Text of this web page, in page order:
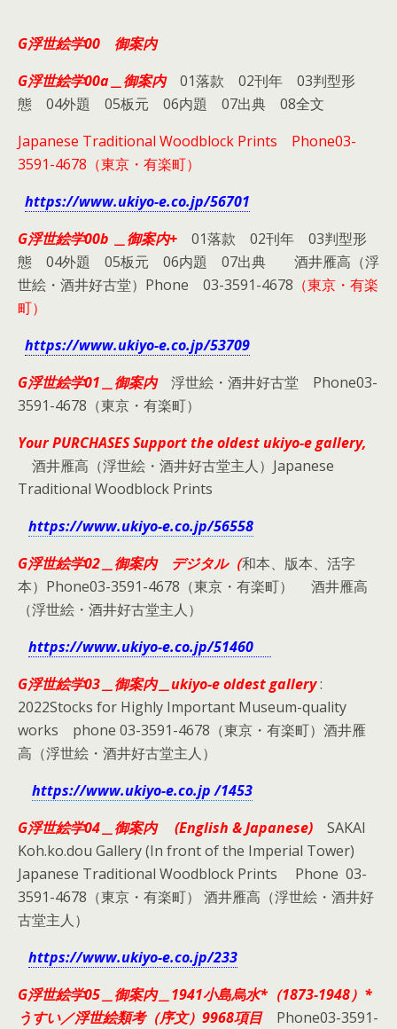
G浮世絵学00 御案内
G浮世絵学00a＿御案内01落款 02刊年 03判型形
態 04外題 05板元 06内題 07出典 08全文
Japanese Traditional Woodblock Prints
Phone03-
3591-4678（東京・有楽町）
https://www.ukiyo-e.co.jp/56701
G浮世絵学00b ＿御案内+ 01落款 02刊年 03判型形
態 04外題 05板元 06内題 07出典 酒井雁高（浮
世絵・酒井好古堂）Phone 03-3591-4678 （東京・有楽
町）
https://www.ukiyo-e.co.jp/53709
G浮世絵学01＿御案内
浮世絵・酒井好古堂 Phone03-
3591-4678（東京・有楽町）
Your PURCHASES Support the oldest ukiyo-e gallery,
酒井雁高（浮世絵・酒井好古堂主人）Japanese
Traditional Woodblock Prints
https://www.ukiyo-e.co.jp/56558
G浮世絵学02＿御案内 デジタル（和本、版本、活字
本）Phone03-3591-4678（東京・有楽町） 酒井雁高
（浮世絵・酒井好古堂主人）
https://www.ukiyo-e.co.jp/51460
G浮世絵学03＿御案内＿ukiyo-e oldest gallery:
2022Stocks for Highly Important Museum-quality
works phone 03-3591-4678（東京・有楽町）酒井雁
高（浮世絵・酒井好古堂主人）
https://www.ukiyo-e.co.jp /1453
G浮世絵学04＿ 御案内 (English & Japanese)
SAKAI
Koh.ko.dou Gallery (In front of the Imperial Tower)
Japanese Traditional Woodblock Prints Phone 03-
3591-4678（東京・有楽町） 酒井雁高（浮世絵・酒井好
古堂主人）
https://www.ukiyo-e.co.jp/233
G浮世絵学05＿御案内＿1941小島烏水* （1873-1948）*
うすい／浮世絵類考（序文）9968項目Phone03-3591-